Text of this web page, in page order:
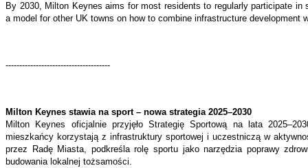
By 2030, Milton Keynes aims for most residents to regularly participate
a model for other UK towns on how to combine infrastructure development
--------------------------------------
Milton Keynes stawia na sport – nowa strategia 2025–2030
Milton Keynes oficjalnie przyjęło Strategię Sportową na lata
mieszkańcy korzystają z infrastruktury sportowej i uczestniczą w
przez Radę Miasta, podkreśla rolę sportu jako narzędzia poprawy
budowania lokalnej tożsamości.